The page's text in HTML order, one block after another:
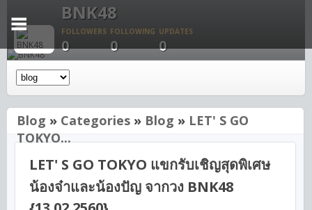
BNK48
FOLLOWERS
0
FOLLOWING
0
UPDATES
0
Blog » Categories » Blog » LET' S GO
TOKYO...
LET' S GO TOKYO แขกรับเชิญสุดพิเศษ
น้องจ๋าและน้องปัญ จากวง BNK48